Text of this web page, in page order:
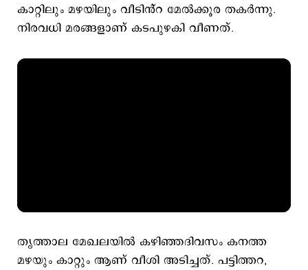
കാറ്റിലും മഴയിലും വീടിൻ്റ മേൽക്കൂര തകർന്നു.
നിരവധി മരങ്ങളാണ് കടപുഴകി വീണത്.
തൃത്താല മേഖലയിൽ കഴിഞ്ഞദിവസം കനത്ത
മഴയും കാറ്റും ആണ് വീശി അടിച്ചത്. പട്ടിത്തറ,